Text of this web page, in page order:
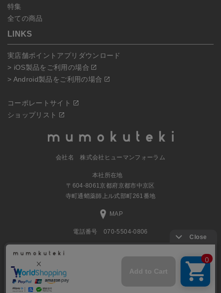
特集
全ての商品
LINKS
実店舗ポイントアプリダウンロード
> iOS製品をご利用の場合
> Android製品をご利用の場合
コーポレートサイト
ショップリスト
会社名 株式会社ヒューマンフォーラム
本社所在地
〒604-8061京都府京都市中京区
寺町通蛸薬師上ル式部町261番地
MAP
電話番号 070-5504-0806
営業時間 11:00～17:30（土日休業）